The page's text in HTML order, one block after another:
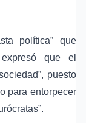
política” que
que el
puesto
para entorpecer